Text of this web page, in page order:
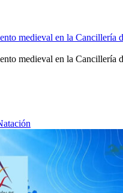
medieval en la Cancillería
medieval en la Cancillería